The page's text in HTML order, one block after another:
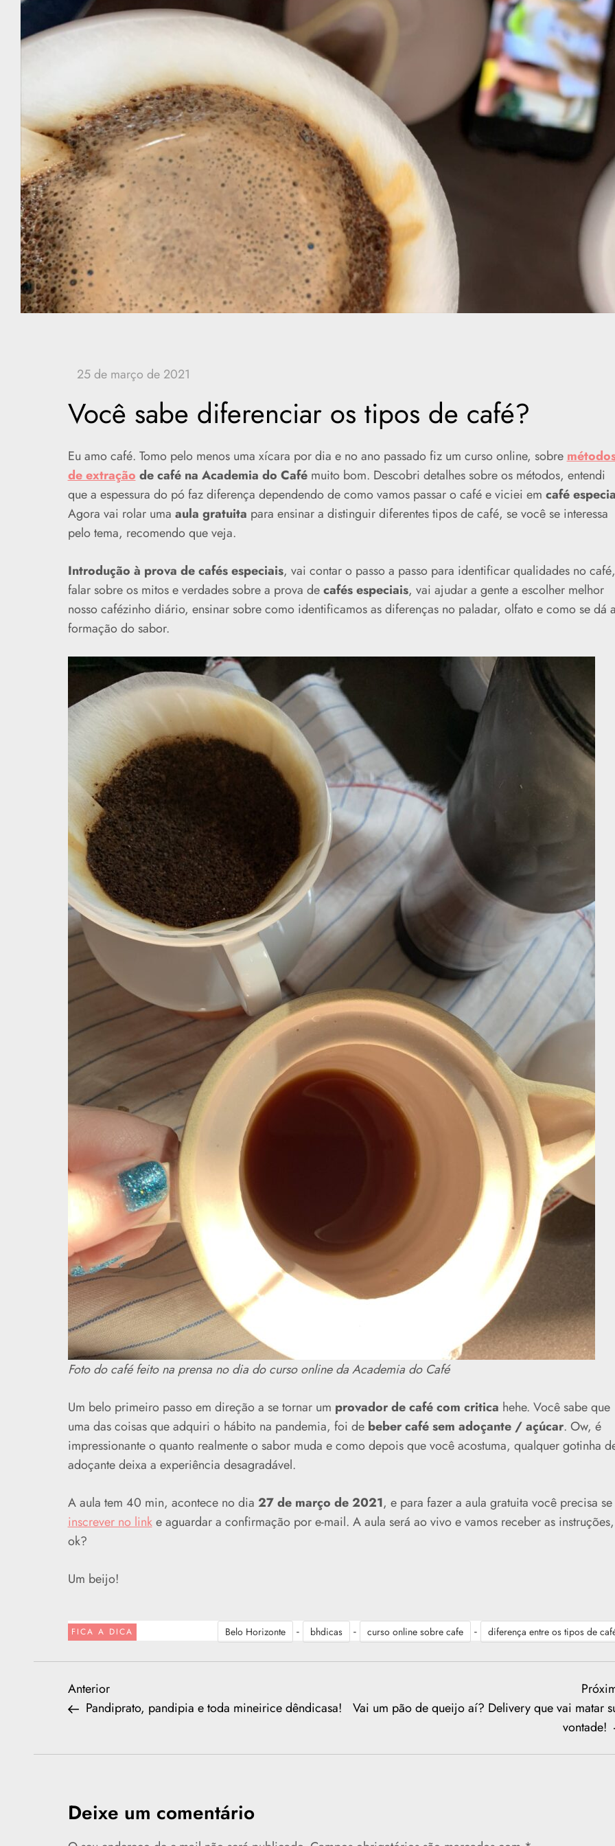
Você sabe diferenciar os tipos de café?
Eu amo café. Tomo pelo menos uma xícara por dia e no ano passado fiz um curso online, sobre
de extraçãode café na Academia do Cafémuito bom. Descobri detalhes sobre os métodos, entendi
que a espessura do pó faz diferença dependendo de como vamos passar o café e viciei em café
Agora vai rolar uma aula gratuita para ensinar a distinguir diferentes tipos de café, se você se interessa
pelo tema, recomendo que veja.
Introdução à prova de cafés especiais, vai contar o passo a passo para identificar qualidades no café,
falar sobre os mitos e verdades sobre a prova decafés especiais, vai ajudar a gente a escolher melhor
nosso cafézinho diário, ensinar sobre como identificamos as diferenças no paladar, olfato e como se dá
formação do sabor.
Foto do café feito na prensa no dia do curso online da Academia do Café
Um belo primeiro passo em direção a se tornar um provador de café com critica hehe. Você sabe que
uma das coisas que adquiri o hábito na pandemia, foi de beber café sem adoçante / açúcar. Ow, é
impressionante o quanto realmente o sabor muda e como depois que você acostuma, qualquer gotinha
adoçante deixa a experiência desagradável.
A aula tem 40 min, acontece no dia 27 de março de 2021, e para fazer a aula gratuita você precisa se
inscrever no linke aguardar a confirmação por e-mail. A aula será ao vivo e vamos receber as instruções,
ok?
Um beijo!
FICA A DICA Belo Horizonte - bhdicas - curso online sobre cafe - diferença entre os tipos de
N
v
g
Previous
Post
Anterior
Pandiprato, pandipia e toda mineirice dêndicasa!
Vai um pão de queijo aí? Delivery que vai matar
vontade!
Deixe um comentário